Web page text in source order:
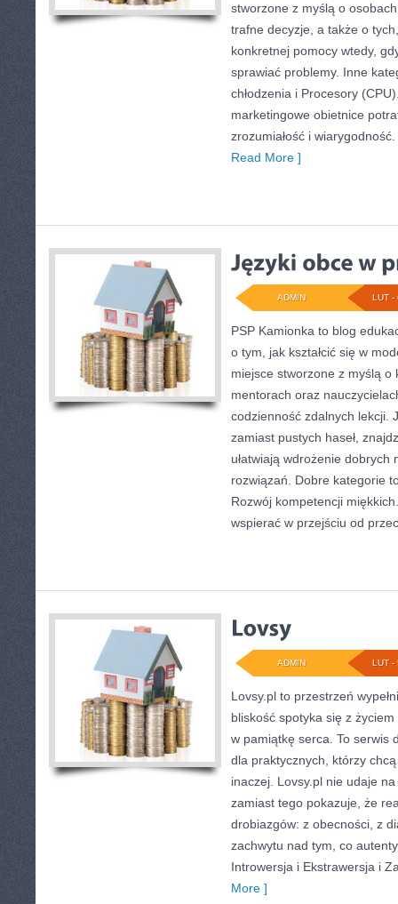
stworzone z myślą o
trafne decyzje, a także o
konkretnej pomocy wtedy,
sprawiać problemy. Inne
chłodzenia i Procesory
marketingowe obietnice
zrozumiałość i
Read More ]
LUT -
ADMIN
PSP Kamionka to blog
o tym, jak kształcić się w
miejsce stworzone z myślą o
mentorach oraz
codzienność zdalnych lekcji.
zamiast pustych haseł,
ułatwiają wdrożenie dobrych
rozwiązań. Dobre kategorie
Rozwój kompetencji
wspierać w przejściu od
LUT -
ADMIN
Lovsy.pl to przestrzeń
bliskość spotyka się z
w pamiątkę serca. To serwis
dla praktycznych, którzy
inaczej. Lovsy.pl nie udaje
zamiast tego pokazuje, że
drobiazgów: z obecności, z
zachwytu nad tym, co
Introwersja i Ekstrawersja i
More ]